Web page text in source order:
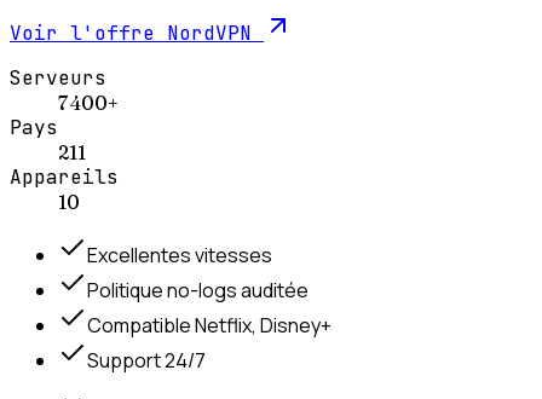
Voir l'offre NordVPN
Serveurs
7 400+
Pays
211
Appareils
10
Excellentes vitesses
Politique no-logs auditée
Compatible Netflix, Disney+
Support 24/7